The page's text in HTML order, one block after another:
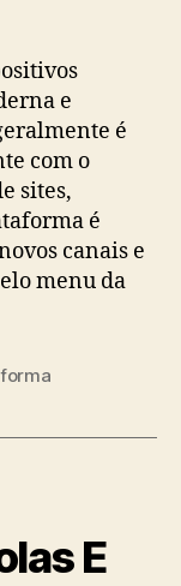
e
é
com o
sites,
é
canais e
menu da
E